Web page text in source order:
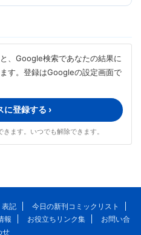
、Google検索であなたの結果に
す。登録はGoogleの設定画面で
に登録する ›
ます。いつでも解除できます。
記
今日の新刊コミックリスト
報 お役立ちリンク集
お問い合
せ